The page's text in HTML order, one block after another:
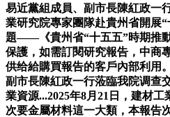
易近黨組成員、副市長陳紅政一
業研究院專家團隊赴貴州省開展
題——《貴州省“十五五”時期推
保護，如需訂閱研究報告，中商
供给給購買報告的客戶內部利用
副市長陳紅政一行蒞臨我院调查
業資源...2025年8月21日，建材
次要金屬材料這一大類，本報告